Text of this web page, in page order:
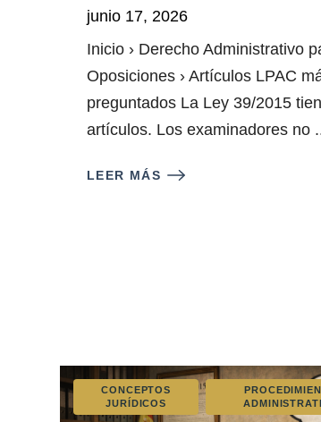
junio 17, 2026
Inicio › Derecho Administrativo
Oposiciones › Artículos LPAC
preguntados La Ley 39/2015
artículos. Los examinadores no
LEER MÁS
CONCEPTOS
JURÍDICOS